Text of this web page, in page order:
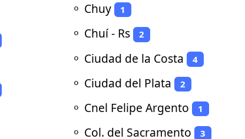
⚬ Chuy 1
⚬ Chuí - Rs 2
⚬ Ciudad de la Costa 4
⚬ Ciudad del Plata 2
⚬ Cnel Felipe Argento 1
⚬ Col. del Sacramento 3